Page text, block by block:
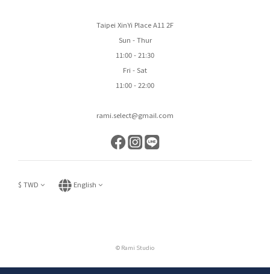
Taipei XinYi Place A11 2F
Sun - Thur
11:00 - 21:30
Fri - Sat
11:00 - 22:00
rami.select@gmail.com
$ TWD English
© Rami Studio